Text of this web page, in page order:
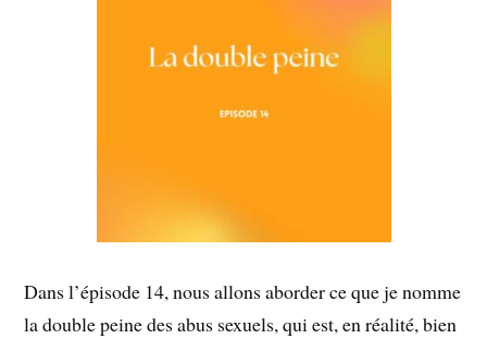
Dans l’épisode 14, nous allons aborder ce que je nomme
la double peine des abus sexuels, qui est, en réalité, bien